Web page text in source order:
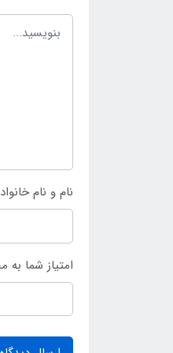
همچنین
استفاده
حالت شناور
استفاده از
عزیزان
نام و نام
امتیاز شما